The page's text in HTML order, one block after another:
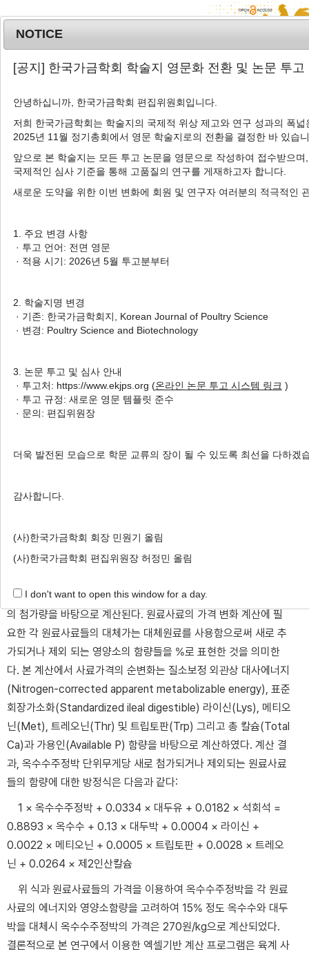
T
o
e
n
a
MENU
Korean J. Poult. Sci. 2018; 45(2):73-
79
pISSN: 1225-6625, eISSN: 2287-5387
Article
영양소 함량을 고려한 육계 대체 원료사료의
안수현1,공창수1,†
Calculation of Replacement Price
Consideration of Nutrient Content
in Feed Ingredient Fed to Broiler
Su Hyun An , Changsu Kong
Author Information & Copyright
Received:Apr 18, 2018
본 연구의 주제는 대체원료를 옥수수와 대두박을 대신해 첨가될
때의 원료가격들의 변화와 대체원료의 적정한 가격을 판단할 수 있
가격 변화는 각각의 원료사료들의 영양소 함량과 가격 및 대체원료
의 첨가량을 바탕으로 계산된다. 원료사료의 가격 변화 계산에 필
요한 각 원료사료들의 대체가는 대체원료를 사용함으로써 새로 추
가되거나 제외 되는 영양소의 함량들을 %로 표현한 것을 의미한
다. 본 계산에서 사료가격의 순변화는 질소보정 외관상 대사에너지
(Nitrogen-corrected apparent metabolizable energy), 표준
회장가소화(Standardized ileal digestible) 라이신(Lys), 메티오
닌(Met), 트레오닌(Thr) 및 트립토판(Trp) 그리고 총 칼슘(Total
Ca)과 가용인(Available P) 함량을 바탕으로 계산하였다. 계산 결
과, 옥수수주정박 단위무게당 새로 첨가되거나 제외되는 원료사료
들의 함량에 대한 방정식은 다음과 같다:
1 × 옥수수주정박 + 0.0334 × 대두유 + 0.0182 × 석회석 =
0.8893 × 옥수수 + 0.13 × 대두박 + 0.0004 × 라이신 +
0.0022 × 메티오닌 + 0.0005 × 트립토판 + 0.0028 × 트레오
닌 + 0.0264 × 제2인산칼슘
위 식과 원료사료들의 가격을 이용하여 옥수수주정박을 각 원료
사료의 에너지와 영양소함량을 고려하여 15% 정도 옥수수와 대두
박을 대체시 옥수수주정박의 가격은 270원/kg으로 계산되었다.
결론적으로 본 연구에서 이용한 엑셀기반 계산 프로그램은 육계 사
NOTICE
[공지] 한국가금학회 학술지 영문화 전환 및 논문 투고
안녕하십니까, 한국가금학회 편집위원회입니다.
저희 한국가금학회는 학술지의 국제적 위상 제고와 연구 성과의 폭넓
2025년 11월 정기총회에서 영문 학술지로의 전환을 결정한 바 있습
앞으로 본 학술지는 모든 투고 논문을 영문으로 작성하여 접수받으며,
국제적인 심사 기준을 통해 고품질의 연구를 게재하고자 합니다.
새로운 도약을 위한 이번 변화에 회원 및 연구자 여러분의 적극적인
1. 주요 변경 사항
· 투고 언어: 전면 영문
· 적용 시기: 2026년 5월 투고분부터
2. 학술지명 변경
· 기존: 한국가금학회지, Korean Journal of Poultry Science
· 변경: Poultry Science and Biotechnology
3. 논문 투고 및 심사 안내
· 투고처: https://www.ekjps.org (온라인 논문 투고 시스템 링크 )
· 투고 규정: 새로운 영문 템플릿 준수
· 문의: 편집위원장
더욱 발전된 모습으로 학문 교류의 장이 될 수 있도록 최선을 다하겠
감사합니다.
(사)한국가금학회 회장 민원기 올림
(사)한국가금학회 편집위원장 허정민 올림
I don't want to open this window for a day.